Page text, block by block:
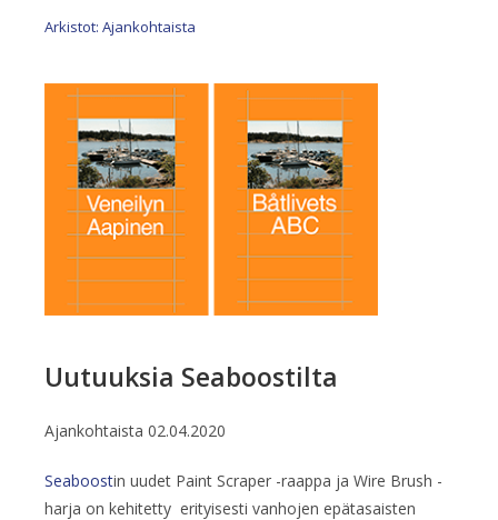
Arkistot: Ajankohtaista
Uutuuksia Seaboostilta
Ajankohtaista 02.04.2020
Seaboostin uudet Paint Scraper -raappa ja Wire Brush -
harja on kehitetty erityisesti vanhojen epätasaisten